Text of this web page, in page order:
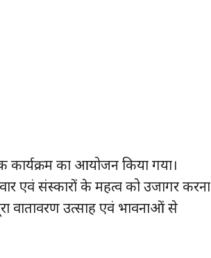
का आयोजन किया गया।
एवं संस्कारों के महत्व को उजागर करना
वातावरण उत्साह एवं भावनाओं से